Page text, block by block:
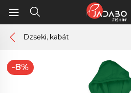
Dzseki, kabát
-8%